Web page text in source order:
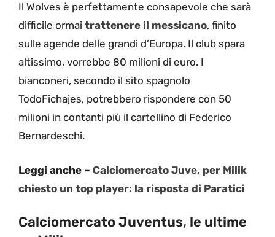
Il Wolves è perfettamente consapevole che sarà
difficile ormai trattenere il messicano, finito
sulle agende delle grandi d’Europa. Il club spara
altissimo, vorrebbe 80 milioni di euro. I
bianconeri, secondo il sito spagnolo
TodoFichajes, potrebbero rispondere con 50
milioni in contanti più il cartellino di Federico
Bernardeschi.
Leggi anche – Calciomercato Juve, per Milik
chiesto un top player: la risposta di Paratici
Calciomercato Juventus, le ultime